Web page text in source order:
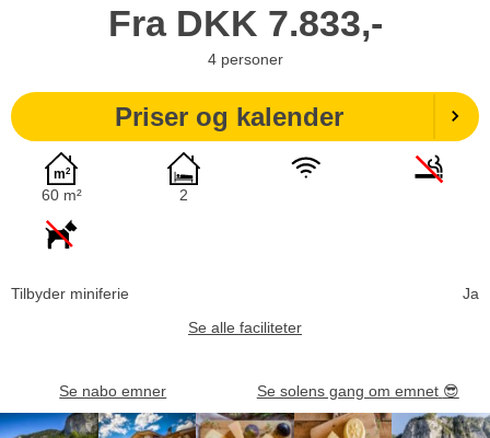
Fra DKK 7.833,-
4 personer
Priser og kalender
60 m² 2
Tilbyder miniferie
Ja
Se alle faciliteter
Se nabo emner Se solens gang om emnet 😎